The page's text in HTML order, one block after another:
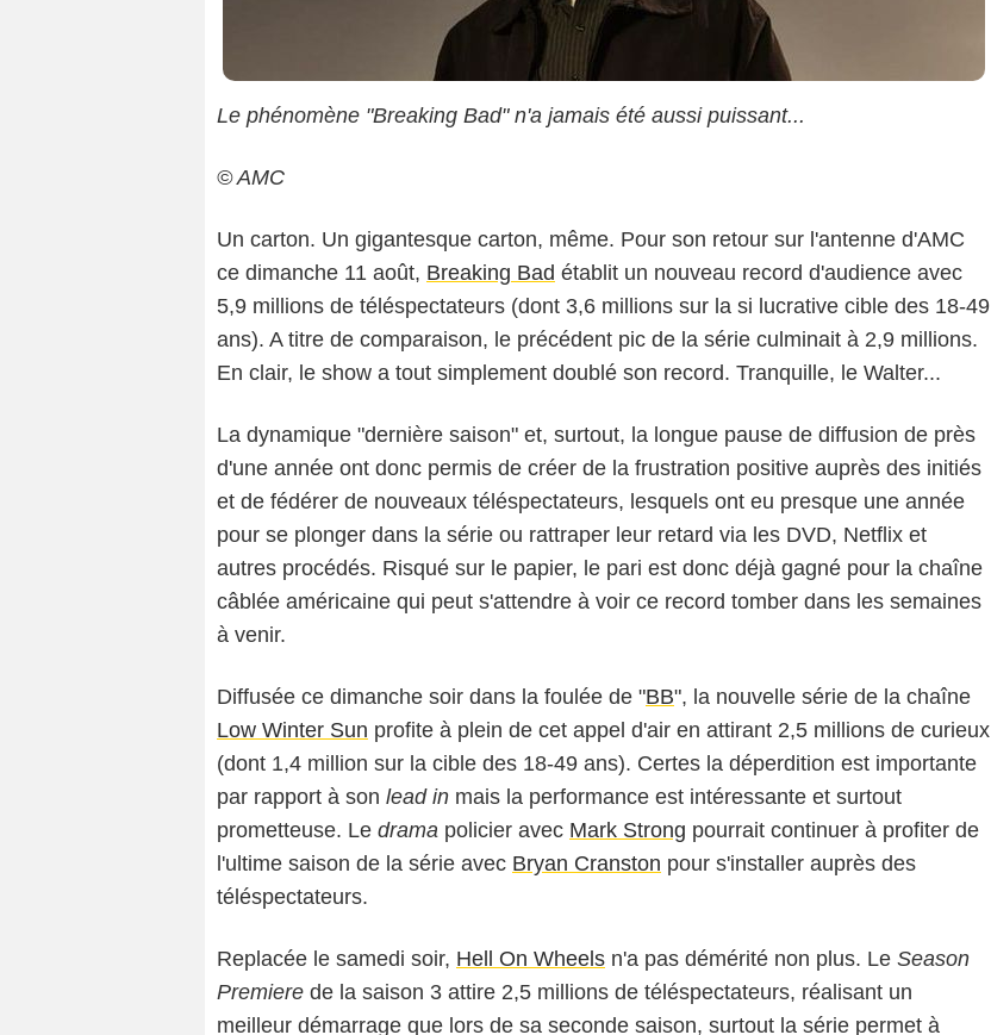
Le phénomène "Breaking Bad" n'a jamais été aussi puissant...
© AMC
Un carton. Un gigantesque carton, même. Pour son retour sur l'antenne d'AMC
ce dimanche 11 août, Breaking Bad établit un nouveau record d'audience avec
5,9 millions de téléspectateurs (dont 3,6 millions sur la si lucrative cible des 18-49
ans). A titre de comparaison, le précédent pic de la série culminait à 2,9 millions.
En clair, le show a tout simplement doublé son record. Tranquille, le Walter...
La dynamique "dernière saison" et, surtout, la longue pause de diffusion de près
d'une année ont donc permis de créer de la frustration positive auprès des initiés
et de fédérer de nouveaux téléspectateurs, lesquels ont eu presque une année
pour se plonger dans la série ou rattraper leur retard via les DVD, Netflix et
autres procédés. Risqué sur le papier, le pari est donc déjà gagné pour la chaîne
câblée américaine qui peut s'attendre à voir ce record tomber dans les semaines
à venir.
Diffusée ce dimanche soir dans la foulée de "BB", la nouvelle série de la chaîne
Low Winter Sun profite à plein de cet appel d'air en attirant 2,5 millions de curieux
(dont 1,4 million sur la cible des 18-49 ans). Certes la déperdition est importante
par rapport à son lead in mais la performance est intéressante et surtout
prometteuse. Le drama policier avec Mark Strong pourrait continuer à profiter de
l'ultime saison de la série avec Bryan Cranston pour s'installer auprès des
téléspectateurs.
Replacée le samedi soir, Hell On Wheels n'a pas démérité non plus. Le Season
Premiere de la saison 3 attire 2,5 millions de téléspectateurs, réalisant un
meilleur démarrage que lors de sa seconde saison, surtout la série permet à